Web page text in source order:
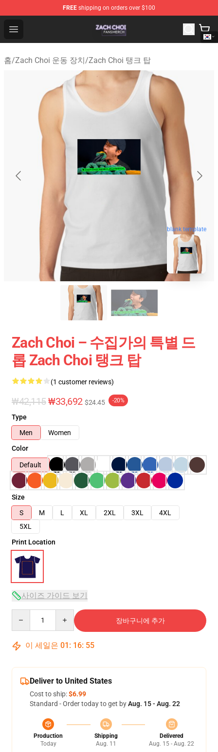
FREE shipping on orders over $100
Open menu
Zach Choi Shop - Official Zach Choi Merchandise Store
홈/Zach Choi 운동 장치/Zach Choi 탱크 탑
blank template
Zach Choi – 수집가의 특별 드
롭 Zach Choi 탱크 탑
(1 customer reviews)
₩42,115₩33,692 $24.45 -20%
Type
Men
Women
Color
Default
Size
S
M L XL 2XL 3XL
4XL
5XL
Print Location
사이즈 가이드 보기
장바구니에 추가
이 세일은 01 : 16: 54
Deliver to United States
Cost to ship:$6.99
Standard - Order today to get byAug. 15 - Aug. 22
Production
Today
Shipping
Aug. 11
Delivered
Aug. 15 - Aug. 22